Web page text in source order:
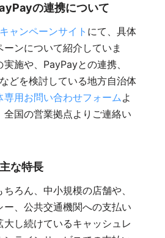
の連携について
ャンペーンサイト にて、具体
ンについて紹介していま
施や、PayPayとの連携、
どを検討している地方自治体
専用お問い合わせフォームよ
全国の営業拠点よりご連絡い
な特長
ろん、中小規模の店舗や、
ー、公共交通機関への支払い
大し続けているキャッシュレ